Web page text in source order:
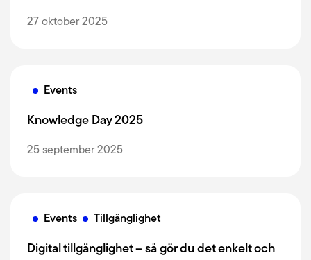
27 oktober 2025
Events
Knowledge Day 2025
25 september 2025
Events Tillgänglighet
Digital tillgänglighet – så gör du det enkelt och